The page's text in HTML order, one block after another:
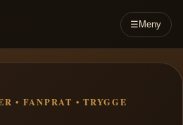
☰ Meny
• FANPRAT • TRYGGE